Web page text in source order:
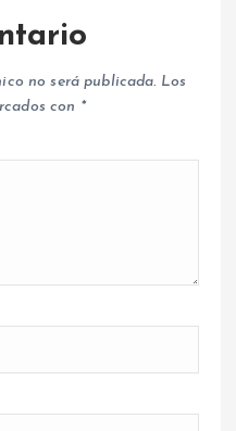
no será publicada. Los
con *